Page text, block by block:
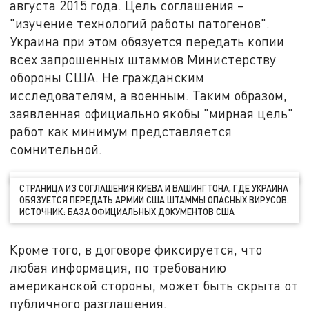
августа 2015 года. Цель соглашения –
"изучение технологий работы патогенов".
Украина при этом обязуется передать копии
всех запрошенных штаммов Министерству
обороны США. Не гражданским
исследователям, а военным. Таким образом,
заявленная официально якобы "мирная цель"
работ как минимум представляется
сомнительной.
СТРАНИЦА ИЗ СОГЛАШЕНИЯ КИЕВА И ВАШИНГТОНА, ГДЕ УКРАИНА
ОБЯЗУЕТСЯ ПЕРЕДАТЬ АРМИИ США ШТАММЫ ОПАСНЫХ ВИРУСОВ.
ИСТОЧНИК: БАЗА ОФИЦИАЛЬНЫХ ДОКУМЕНТОВ США
Кроме того, в договоре фиксируется, что
любая информация, по требованию
американской стороны, может быть скрыта от
публичного разглашения.